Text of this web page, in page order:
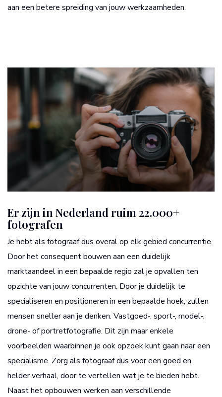
aan een betere spreiding van jouw werkzaamheden.
Er zijn in Nederland ruim 22.000+
fotografen
Je hebt als fotograaf dus overal op elk gebied concurrentie.
Door het consequent bouwen aan een duidelijk
marktaandeel in een bepaalde regio zal je opvallen ten
opzichte van jouw concurrenten. Door je duidelijk te
specialiseren en positioneren in een bepaalde hoek, zullen
mensen sneller aan je denken. Vastgoed-, sport-, model-,
drone- of portretfotografie. Dit zijn maar enkele
voorbeelden waarbinnen je ook opzoek kunt gaan naar een
specialisme. Zorg als fotograaf dus voor een goed en
helder verhaal, door te vertellen wat je te bieden hebt.
Naast het opbouwen werken aan verschillende